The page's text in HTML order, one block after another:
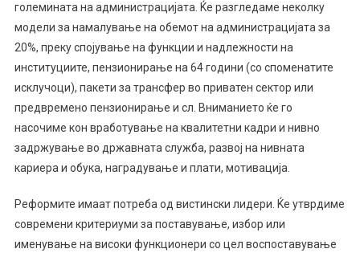
големината на администрацијата. Ќе разгледаме неколку
модели за намалување на обемот на администрацијата за
20%, преку спојување на функции и надлежности на
институциите, пензионирање на 64 години (со споменатите
исклучоци), пакети за трансфер во приватен сектор или
предвремено пензионирање и сл. Вниманието ќе го
насочиме кон вработување на квалитетни кадри и нивно
задржување во државната служба, развој на нивната
кариера и обука, наградување и плати, мотивација.
Реформите имаат потреба од вистински лидери. Ќе утврдиме
современи критериуми за поставување, избор или
именување на високи функционери со цел воспоставување